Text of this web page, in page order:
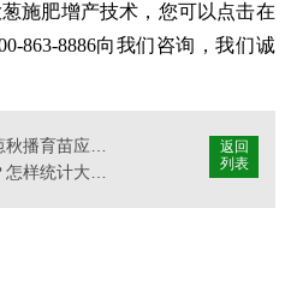
施肥增产技术，您可以点击在
863-8886向我们咨询，我们诚
返回
列表